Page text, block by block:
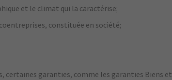
et le climat qui la caractérise;
constituée en société;
certaines garanties, comme les garanties Biens et